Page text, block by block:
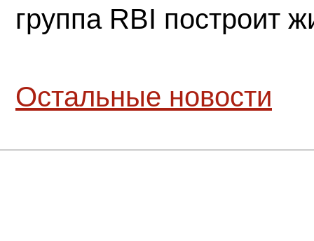
группа RBI построит
Остальные новости